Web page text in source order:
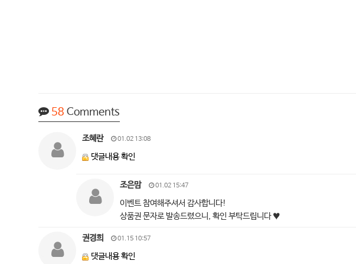
58 Comments
조혜란 01.02 13:08
댓글내용 확인
조은맘 01.02 15:47
이벤트 참여해주셔서 감사합니다!
상품권 문자로 발송드렸으니, 확인 부탁드립니다 ♥
권경희 01.15 10:57
댓글내용 확인